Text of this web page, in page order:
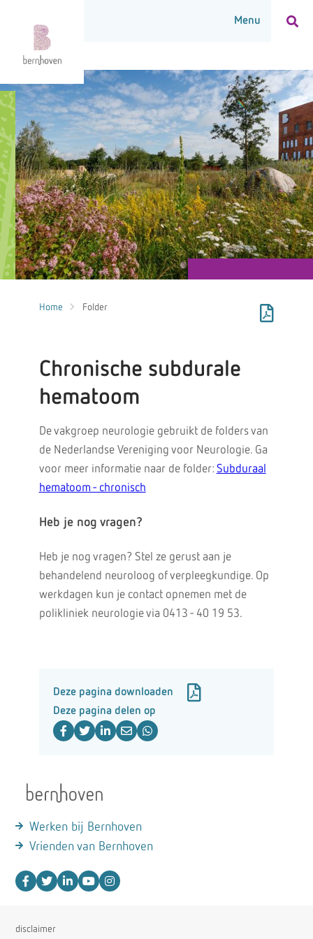
Home Folder
Chronische subdurale
hematoom
De vakgroep neurologie gebruikt de folders van
de Nederlandse Vereniging voor Neurologie. Ga
voor meer informatie naar de folder: Subduraal
hematoom - chronisch
Heb je nog vragen?
Heb je nog vragen? Stel ze gerust aan je
behandelend neuroloog of verpleegkundige. Op
werkdagen kun je contact opnemen met de
polikliniek neurologie via 0413 - 40 19 53.
Deze pagina downloaden
Deze pagina delen op
Werken bij Bernhoven
Vrienden van Bernhoven
disclaimer